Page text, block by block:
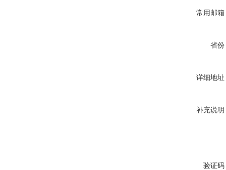
常用邮箱
省份
详细地址
补充说明
验证码